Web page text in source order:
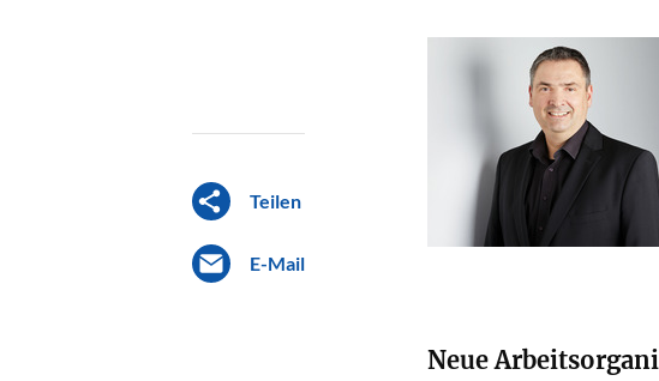
Teilen
E-Mail
Neue